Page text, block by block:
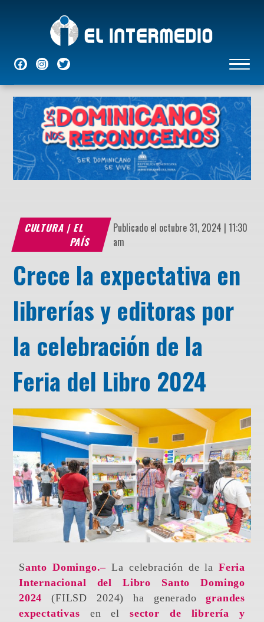
NACIONALES INTERNACIONALESECONÓMICASDEPORTES ENTRETENIMIENTO
CULTURA | EL
PAÍS
Publicado el octubre 31, 2024 | 11:30
am
Crece la expectativa en
librerías y editoras por
la celebración de la
Feria del Libro 2024
Santo Domingo.–La celebración de la Feria
Internacional del Libro Santo Domingo
2024(FILSD 2024) ha generadograndes
expectativas en elsector de librería y